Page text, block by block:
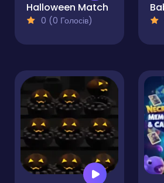
Halloween Match
0 (0 Голосів)